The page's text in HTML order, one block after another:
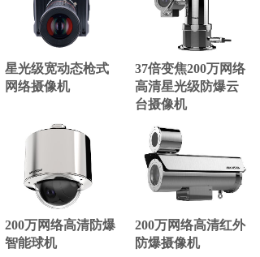
星光级宽动态枪式
网络摄像机
37倍变焦200万网络
高清星光级防爆云
台摄像机
200万网络高清防爆
智能球机
200万网络高清红外
防爆摄像机